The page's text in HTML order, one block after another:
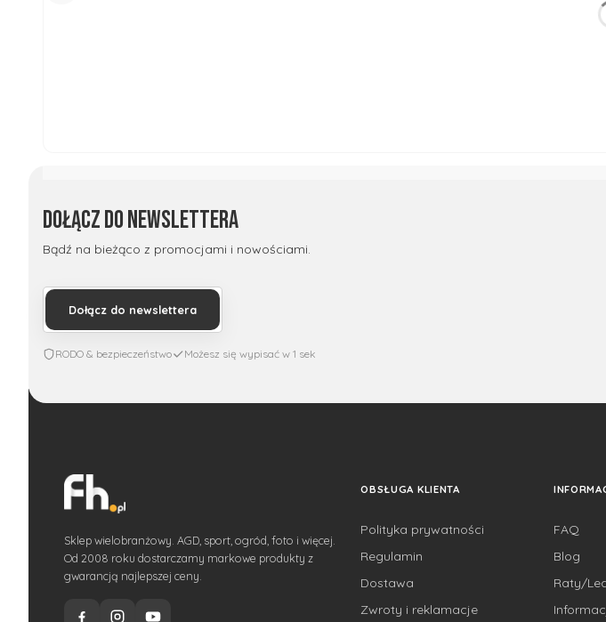
Dołącz do newslettera
Bądź na bieżąco z promocjami i nowościami.
Dołącz do newslettera
RODO & bezpieczeństwo Możesz się wypisać w 1 sek
Sklep wielobranżowy. AGD, sport, ogród, foto i więcej.
Od 2008 roku dostarczamy markowe produkty z
gwarancją najlepszej ceny.
OBSŁUGA KLIENTA
Polityka prywatności
Regulamin
Dostawa
Zwroty i reklamacje
FAQ
Blog
Raty/